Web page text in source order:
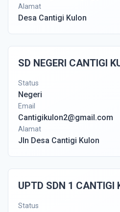
Alamat
Desa Cantigi Kulon
SD NEGERI CANTIGI
Status
Negeri
Email
Cantigikulon2@gmail.com
Alamat
Jln Desa Cantigi Kulon
UPTD SDN 1 CANTIGI
Status